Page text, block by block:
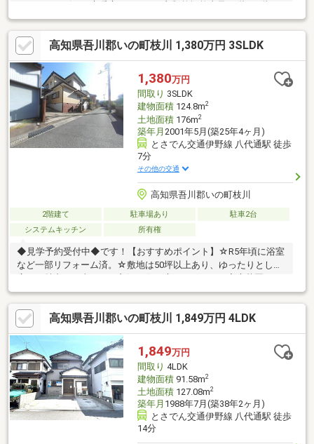
ャワートイレ、TVモニター付インターホン■食器洗浄乾燥機付シ
ステムキッチン■浴室暖房換気乾燥機ユニットバス■枝川小学校近
くです。高知県吾川郡いの町枝川 1,380万円 3SLDK
1,380万円
間取り 3SLDK
建物面積124.8m2
土地面積176m2
築年月 2001年5月(築25年4ヶ月)
とさでん交通伊野線 八代通駅 徒歩
7分
その他の交通
高知県吾川郡いの町枝川
2階建て 駐車場あり
駐車2台
システムキッチン
所有権
◆見学予約受付中◆です！【おすすめポイント】☆R5年頃に浴室
など一部リフォーム済。☆敷地は50坪以上あり、ゆったりとした
ーデニングなど、季節を感じながら過ごす時間も楽しめます。☆
全居室6帖以上を確保した、ゆとりある間取り。☆リビング横の
和室は、扉を開けると空間に広がりが生まれ、お子様の遊び場や
くつろぎスペースとしても活用できます。☆駐車2台可能！車種
によっては3台可能ですので来客時も安心！☆納戸や小屋裏収納
付で収納力も充実！【周辺環境】・枝川小学校300ｍ（徒歩約4
分）・伊野中学校3200ｍ（徒歩約40分）
高知県吾川郡いの町枝川 1,849万円 4LDK
1,849万円
間取り 4LDK
建物面積91.58m2
土地面積127.08m2
築年月 1988年7月(築38年2ヶ月)
とさでん交通伊野線 八代通駅 徒歩
14分